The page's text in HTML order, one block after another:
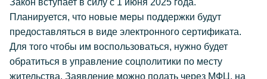
Закон вступает в силу с 1 июня 2025 года.
Планируется, что новые меры поддержки будут
предоставляться в виде электронного сертификата.
Для того чтобы им воспользоваться, нужно будет
обратиться в управление соцполитики по месту
жительства. Заявление можно подать через МФЦ, на